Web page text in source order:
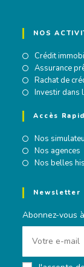
NOS
Crédit
Assurance
Rachat de
Investir dans
Accès
Nos
Nos agences
Nos belles
Newsletter
Abonnez-vous